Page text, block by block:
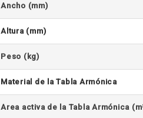
Ancho (mm)
Altura (mm)
Peso (kg)
Material de la Tabla Armónica
Area activa de la Tabla Armónica